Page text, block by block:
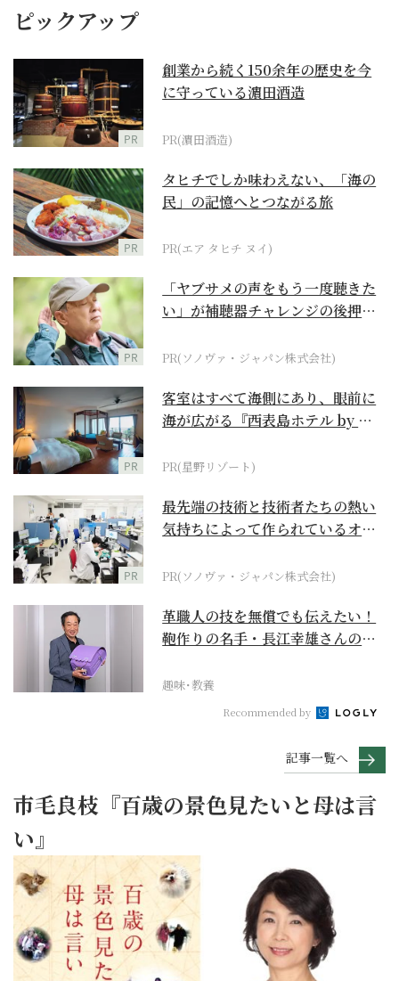
ピックアップ
PR
創業から続く150余年の歴史を今
に守っている濵田酒造
PR(濵田酒造)
PR
タヒチでしか味わえない、「海の
民」の記憶へとつながる旅
PR(エア タヒチ ヌイ)
PR
「ヤブサメの声をもう一度聴きた
い」が補聴器チャレンジの後押し
PR(ソノヴァ・ジャパン株式会社)
PR
客室はすべて海側にあり、眼前に
海が広がる『西表島ホテル by 星
PR(星野リゾート)
PR
最先端の技術と技術者たちの熱い
気持ちによって作られているオー
PR(ソノヴァ・ジャパン株式会社)
革職人の技を無償でも伝えたい！
鞄作りの名手・長江幸雄さんの第
趣味･教養
Recommended by
記事一覧へ
市毛良枝『百歳の景色見たいと母は言
い』